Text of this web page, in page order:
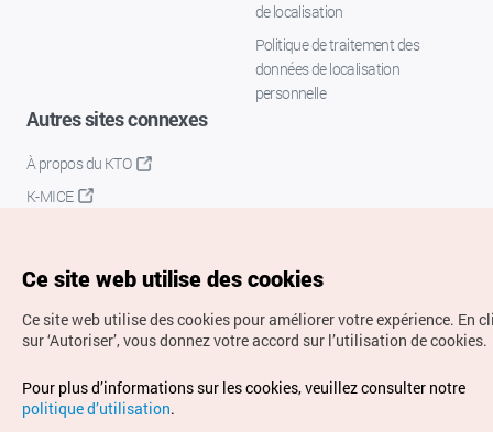
de localisation
Politique de traitement des
données de localisation
personnelle
Autres sites connexes
À propos du KTO
K-MICE
Droits d’auteur (c) Office National du Tourisme en Corée.
Tous droits réservés.
Pour les rapports d'erreurs et demandes de renseignements,
Ce site web utilise des cookies
Ce site web utilise des cookies pour améliorer votre expérience. En
sur ‘Autoriser’, vous donnez votre accord sur l’utilisation de cookies.
Pour plus d’informations sur les cookies, veuillez consulter notre
politique d’utilisation.